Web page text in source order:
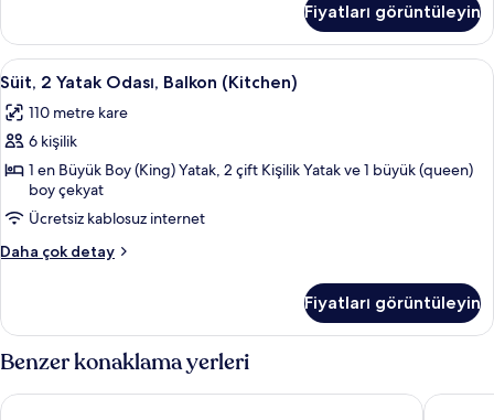
görün
Balkon
(Kitchen)
hakkında
fazla
detay
Fiyatları görüntüleyin
Süit,
2
Yatak
Odası,
Balkon
(Kitchen)
için
tüm
Kablolu TV kanalları bulunan 50 inç
12
Süit, 2 Yatak Odası, Balkon (Kitchen)
110 metre kare
6 kişilik
1 en Büyük Boy (King) Yatak, 2 çift Kişilik Yatak ve 1 büyük (queen)
boy çekyat
Ücretsiz kablosuz internet
Daha çok detay
Süit,
Balkon
(Kitchen)
hakkında
daha
fazla
Fiyatları görüntüleyin
Benzer konaklama yerleri
Sheraton Vistana Resort Villas, Lake Buena Vista/Orlando